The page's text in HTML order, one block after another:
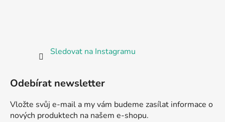
Sledovat na Instagramu
Odebírat newsletter
Vložte svůj e-mail a my vám budeme zasílat informace o
nových produktech na našem e-shopu.